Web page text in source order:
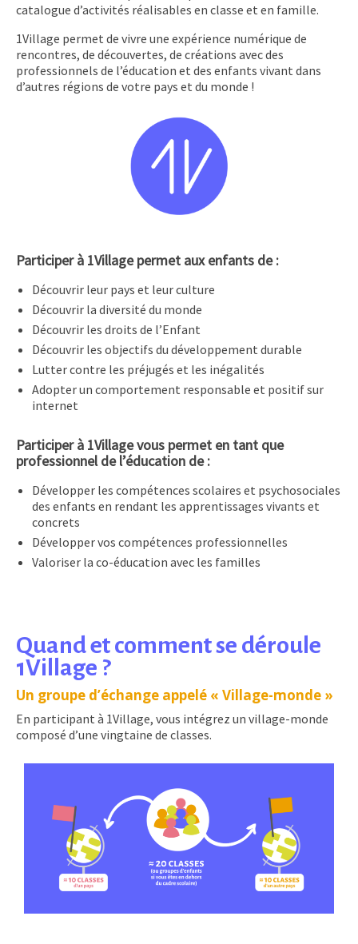
catalogue d’activités réalisables en classe et en famille.
1Village permet de vivre une expérience numérique de
rencontres, de découvertes, de créations avec des
professionnels de l’éducation et des enfants vivant dans
d’autres régions de votre pays et du monde !
Participer à 1Village permet aux enfants de :
Découvrir leur pays et leur culture
Découvrir la diversité du monde
Découvrir les droits de l’Enfant
Découvrir les objectifs du développement durable
Lutter contre les préjugés et les inégalités
Adopter un comportement responsable et positif sur
internet
Participer à 1Village vous permet en tant que
professionnel de l’éducation de :
Développer les compétences scolaires et psychosociales
des enfants en rendant les apprentissages vivants et
concrets
Développer vos compétences professionnelles
Valoriser la co-éducation avec les familles
Quand et comment se déroule
1Village ?
Un groupe d’échange appelé « Village-monde »
En participant à 1Village, vous intégrez un village-monde
composé d’une vingtaine de classes.